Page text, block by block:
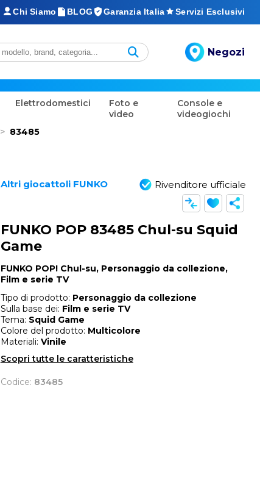
Chi Siamo BLOG Garanzia Italia Servizi Esclusivi
Negozi
Elettrodomestici
Foto e
video
Console e
videogiochi
> 83485
Altri giocattoli FUNKO Rivenditore ufficiale
FUNKO POP 83485 Chul-su Squid
Game
FUNKO POP! Chul-su, Personaggio da collezione,
Film e serie TV
Tipo di prodotto: Personaggio da collezione
Sulla base dei: Film e serie TV
Tema: Squid Game
Colore del prodotto: Multicolore
Materiali: Vinile
Scopri tutte le caratteristiche
Codice: 83485